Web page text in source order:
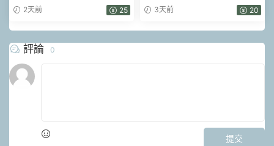
經 80集視頻
2天前 25
頻 3天前 20
評論 0
提交